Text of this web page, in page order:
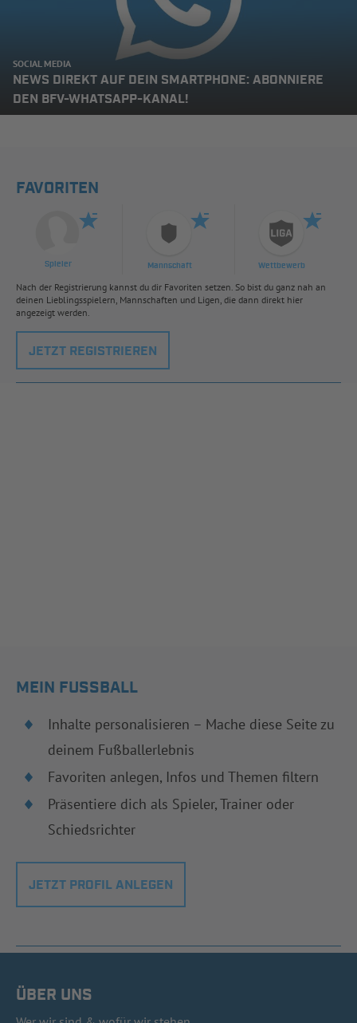
SOCIAL MEDIA
NEWS DIREKT AUF DEIN SMARTPHONE: ABONNIERE
DEN BFV-WHATSAPP-KANAL!
FAVORITEN
Spieler Mannschaft Wettbewerb
Nach der Registrierung kannst du dir Favoriten setzen. So bist du ganz nah an
deinen Lieblingsspielern, Mannschaften und Ligen, die dann direkt hier
angezeigt werden.
JETZT REGISTRIEREN
MEIN FUSSBALL
Inhalte personalisieren – Mache diese Seite zu
deinem Fußballerlebnis
Favoriten anlegen, Infos und Themen filtern
Präsentiere dich als Spieler, Trainer oder
Schiedsrichter
JETZT PROFIL ANLEGEN
ÜBER UNS